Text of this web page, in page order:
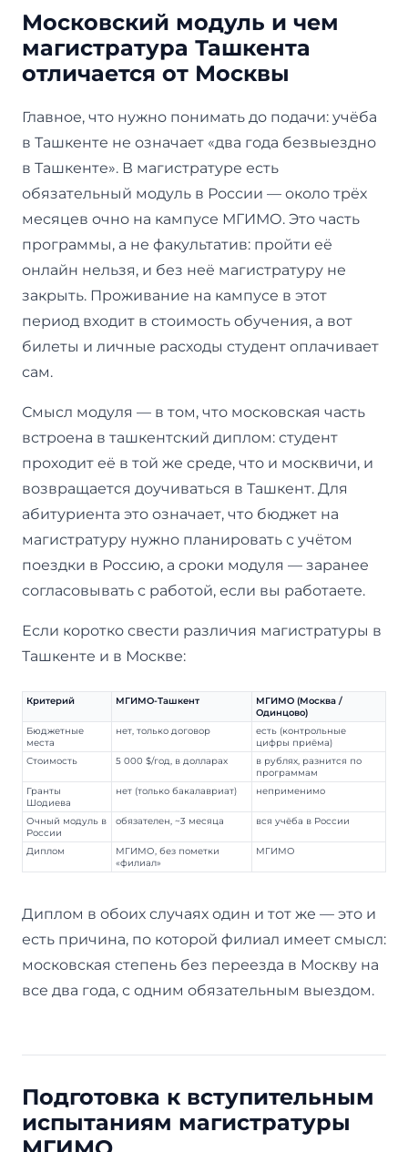
Московский модуль и чем
магистратура Ташкента
отличается от Москвы
Главное, что нужно понимать до подачи: учёба
в Ташкенте не означает «два года безвыездно
в Ташкенте». В магистратуре есть
обязательный модуль в России — около трёх
месяцев очно на кампусе МГИМО. Это часть
программы, а не факультатив: пройти её
онлайн нельзя, и без неё магистратуру не
закрыть. Проживание на кампусе в этот
период входит в стоимость обучения, а вот
билеты и личные расходы студент оплачивает
сам.
Смысл модуля — в том, что московская часть
встроена в ташкентский диплом: студент
проходит её в той же среде, что и москвичи, и
возвращается доучиваться в Ташкент. Для
абитуриента это означает, что бюджет на
магистратуру нужно планировать с учётом
поездки в Россию, а сроки модуля — заранее
согласовывать с работой, если вы работаете.
Если коротко свести различия магистратуры в
Ташкенте и в Москве:
Критерий МГИМО-Ташкент
МГИМО (Москва /
Одинцово)
Бюджетные
места
нет, только договор
есть (контрольные
цифры приёма)
Стоимость
5 000 $/год, в долларах
в рублях, разнится по
программам
Гранты
Шодиева
нет (только бакалавриат) неприменимо
Очный модуль в
России
обязателен, ~3 месяца вся учёба в России
Диплом
МГИМО, без пометки
«филиал»
МГИМО
Диплом в обоих случаях один и тот же — это и
есть причина, по которой филиал имеет смысл:
московская степень без переезда в Москву на
все два года, с одним обязательным выездом.
Подготовка к вступительным
испытаниям магистратуры